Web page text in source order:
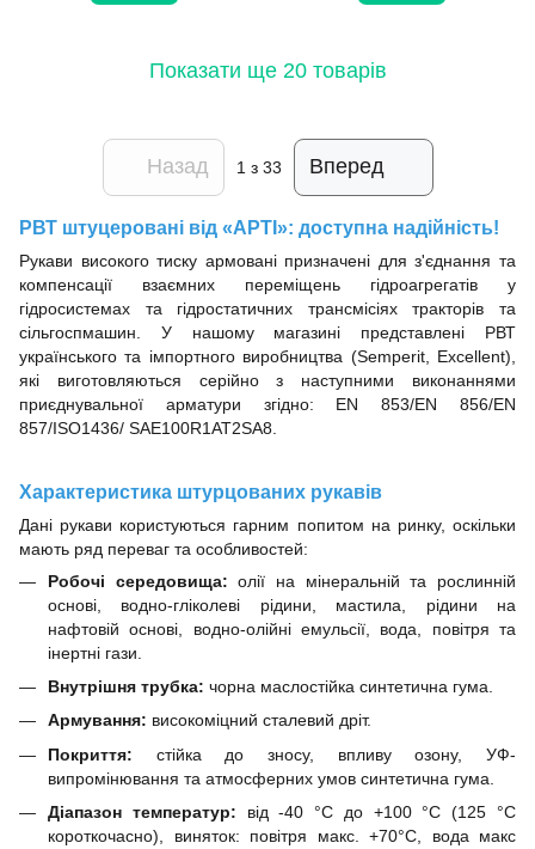
Показати ще 20 товарів
Назад 1 з 33 Вперед
РВТ штуцеровані від «АРТІ»: доступна надійність!
Рукави високого тиску армовані призначені для з'єднання та
компенсації взаємних переміщень гідроагрегатів у
гідросистемах та гідростатичних трансмісіях тракторів та
сільгоспмашин. У нашому магазині представлені РВТ
українського та імпортного виробництва (Semperit, Excellent),
які виготовляються серійно з наступними виконаннями
приєднувальної арматури згідно: EN 853/EN 856/EN
857/ISO1436/ SAE100R1AT2SA8.
Характеристика штурцованих рукавів
Дані рукави користуються гарним попитом на ринку, оскільки
мають ряд переваг та особливостей:
Робочі середовища: олії на мінеральній та рослинній
основі, водно-гліколеві рідини, мастила, рідини на
нафтовій основі, водно-олійні емульсії, вода, повітря та
інертні гази.
Внутрішня трубка: чорна маслостійка синтетична гума.
Армування: високоміцний сталевий дріт.
Покриття: стійка до зносу, впливу озону, УФ-
випромінювання та атмосферних умов синтетична гума.
Діапазон температур: від -40 °C до +100 °C (125 °С
короткочасно), виняток: повітря макс. +70°C, вода макс